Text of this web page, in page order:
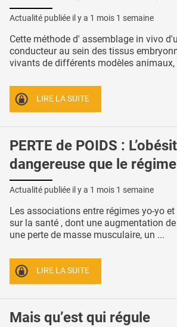
Actualité publiée il y a 1 mois 1 semaine
Cette méthode d' assemblage in vivo
conducteur au sein des tissus
vivants de différents modèles animaux,
LIRE LA SUITE
PERTE de POIDS :
dangereuse que le
Actualité publiée il y a 1 mois 1 semaine
Les associations entre régimes yo-yo
sur la santé , dont une augmentation
une perte de masse musculaire, un ...
LIRE LA SUITE
Mais qu’est qui régule